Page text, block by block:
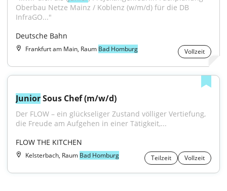
Oberbau Netze Mainz / Koblenz (w/m/d) für die DB
InfraGO..."
Deutsche Bahn
Frankfurt am Main, Raum Bad Homburg Vollzeit
Junior Sous Chef (m/w/d)
Der FLOW – ein glückseliger Zustand völliger Vertiefung,
die Freude am Aufgehen in einer Tätigkeit,...
FLOW THE KITCHEN
Kelsterbach, Raum Bad Homburg Teilzeit Vollzeit